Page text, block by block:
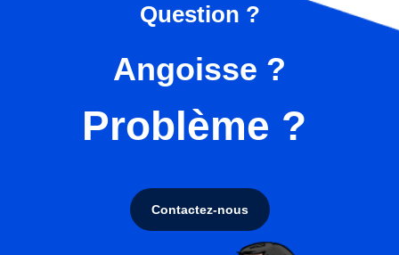
Question ?
Angoisse ?
Problème ?
Contactez-nous